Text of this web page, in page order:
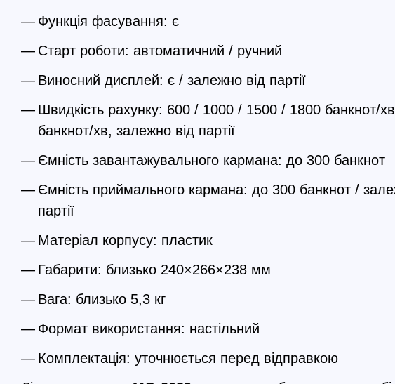
Функція фасування: є
Старт роботи: автоматичний / ручний
Виносний дисплей: є / залежно від партії
Швидкість рахунку: 600 / 1000 / 1500 / 1800 банкнот/
банкнот/хв, залежно від партії
Ємність завантажувального кармана: до 300 банкнот
Ємність приймального кармана: до 300 банкнот /
партії
Матеріал корпусу: пластик
Габарити: близько 240×266×238 мм
Вага: близько 5,3 кг
Формат використання: настільний
Комплектація: уточнюється перед відправкою